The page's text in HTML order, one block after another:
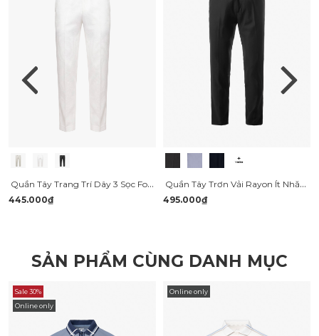
Quần Tây Trang Trí Dây 3 Sọc Form Regular QT073
445.000₫
Quần Tây Trơn Vải Rayon Ít Nhăn Thêu 4MEN Premium Form Slimfit QT031
495.000₫
SẢN PHẨM CÙNG DANH MỤC
Sale 30%
Online only
Online only